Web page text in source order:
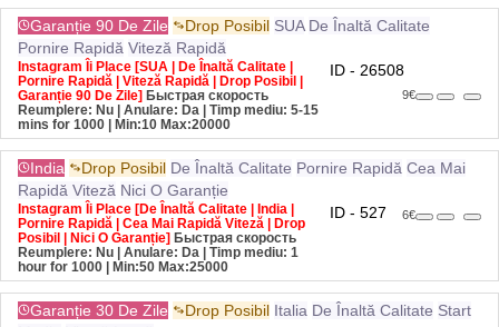
Garanție 90 De Zile Drop Posibil SUA De Înaltă Calitate
Pornire Rapidă Viteză Rapidă
Instagram Îi Place [SUA | De Înaltă Calitate |
Pornire Rapidă | Viteză Rapidă | Drop Posibil |
Garanție 90 De Zile] Быстрая скорость
Reumplere: Nu | Anulare: Da | Timp mediu: 5-15
mins for 1000 | Min:10 Max:20000
9€
India Drop Posibil De Înaltă Calitate Pornire Rapidă Cea Mai
Rapidă Viteză Nici O Garanție
Instagram Îi Place [De Înaltă Calitate | India |
Pornire Rapidă | Cea Mai Rapidă Viteză | Drop
Posibil | Nici O Garanție] Быстрая скорость
Reumplere: Nu | Anulare: Da | Timp mediu: 1
hour for 1000 | Min:50 Max:25000
Garanție 30 De Zile Drop Posibil Italia De Înaltă Calitate Start
Mediu Viteză Lentă